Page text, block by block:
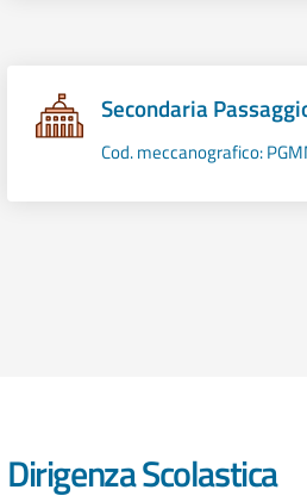
Secondaria
Cod. meccanografico:
Dirigenza Scolastica